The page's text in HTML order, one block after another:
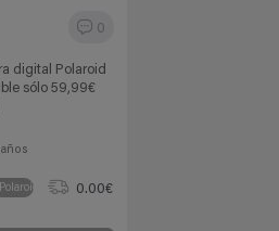
0
digital Polaroid
sólo 59,99€
Polaroid 0.00€